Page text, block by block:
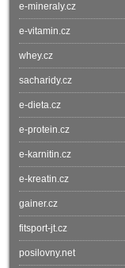
e-mineraly.cz
e-vitamin.cz
whey.cz
sacharidy.cz
e-dieta.cz
e-protein.cz
e-karnitin.cz
e-kreatin.cz
gainer.cz
fitsport-jt.cz
posilovny.net